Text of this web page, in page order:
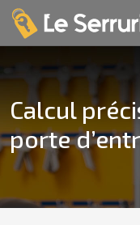
Calcul
porte